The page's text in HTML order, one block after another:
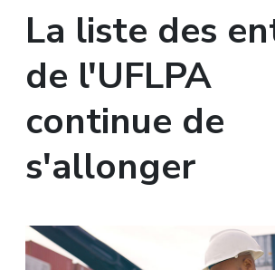
La liste des
de l'UFLPA
continue de
s'allonger